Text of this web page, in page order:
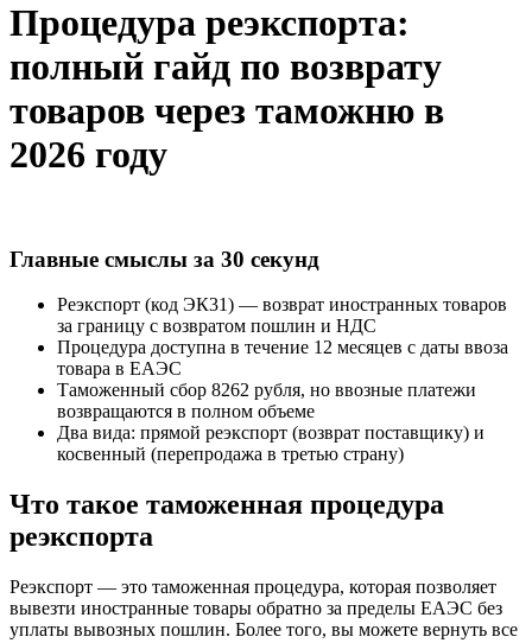
Процедура реэкспорта:
полный гайд по возврату
товаров через таможню в
2026 году
Главные смыслы за 30 секунд
Реэкспорт (код ЭК31) — возврат иностранных товаров
за границу с возвратом пошлин и НДС
Процедура доступна в течение 12 месяцев с даты ввоза
товара в ЕАЭС
Таможенный сбор 8262 рубля, но ввозные платежи
возвращаются в полном объеме
Два вида: прямой реэкспорт (возврат поставщику) и
косвенный (перепродажа в третью страну)
Что такое таможенная процедура
реэкспорта
Реэкспорт — это таможенная процедура, которая позволяет
вывезти иностранные товары обратно за пределы ЕАЭС без
уплаты вывозных пошлин. Более того, вы можете вернуть все